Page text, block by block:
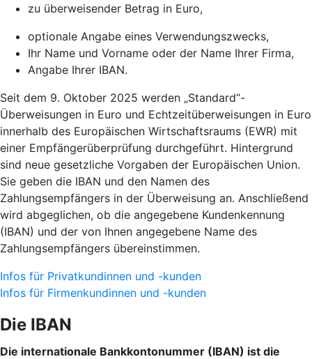
zu überweisender Betrag in Euro,
optionale Angabe eines Verwendungszwecks,
Ihr Name und Vorname oder der Name Ihrer Firma,
Angabe Ihrer IBAN.
Seit dem 9. Oktober 2025 werden „Standard“-
Überweisungen in Euro und Echtzeitüberweisungen in Euro
innerhalb des Europäischen Wirtschaftsraums (EWR) mit
einer Empfängerüberprüfung durchgeführt. Hintergrund
sind neue gesetzliche Vorgaben der Europäischen Union.
Sie geben die IBAN und den Namen des
Zahlungsempfängers in der Überweisung an. Anschließend
wird abgeglichen, ob die angegebene Kundenkennung
(IBAN) und der von Ihnen angegebene Name des
Zahlungsempfängers übereinstimmen.
Infos für Privatkundinnen und -kunden
Infos für Firmenkundinnen und -kunden
Die IBAN
Die internationale Bankkontonummer (IBAN) ist die